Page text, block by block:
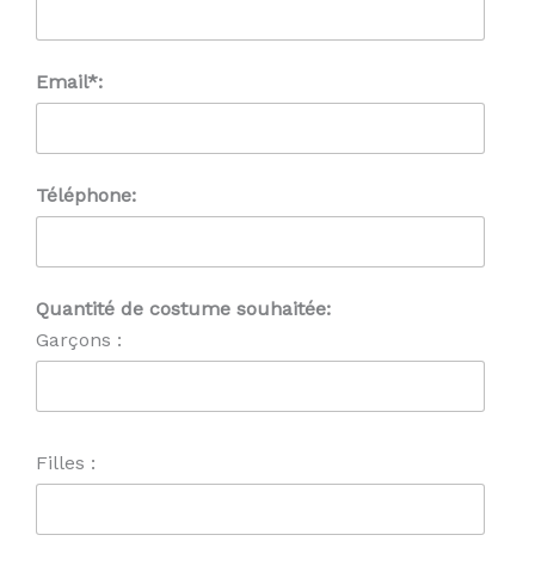
Email*:
Téléphone:
Quantité de costume souhaitée:
Garçons :
Filles :